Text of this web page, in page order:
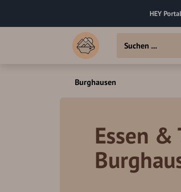
HEY
Burghausen
Essen &